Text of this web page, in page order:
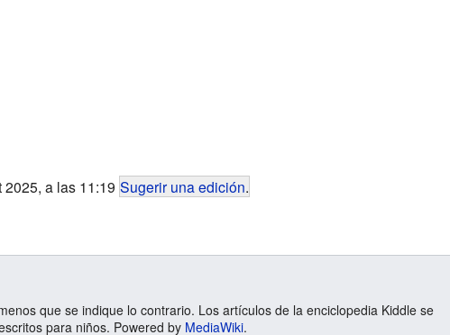
a las 11:19 Sugerir una edición.
que se indique lo contrario. Los artículos de la enciclopedia Kiddle se
para niños. Powered by MediaWiki.